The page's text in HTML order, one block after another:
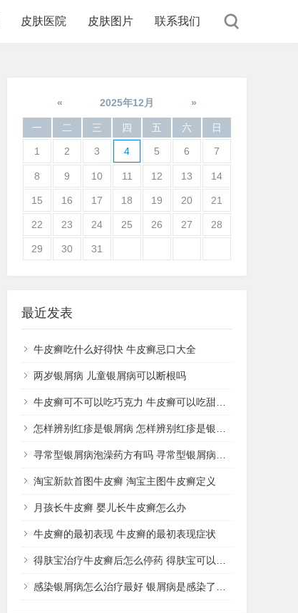
皮肤医院 皮肤图片 联系我们
« 2025年12月 »
一 二 三 四 五 六 日
1 2 3 4 5 6 7
8 9 10 11 12 13 14
15 16 17 18 19 20 21
22 23 24 25 26 27 28
29 30 31
最近发表
牛皮癣吃什么好得快 牛皮癣忌口大全
两岁银屑病 儿童银屑病可以断根吗
牛皮癣可不可以吃巧克力 牛皮癣可以吃甜品吗
怎样辨别红疹是银屑病 怎样辨别红疹是银屑病还是湿疹
寻常型银屑病泡澡药方有吗 寻常型银屑病用什么药洗
淘宝新款首图牛皮癣 淘宝主图牛皮癣定义
月孩长牛皮癣 婴儿长牛皮癣怎么办
牛皮癣的最初表现 牛皮癣的最初表现症状
得肤宝治疗牛皮癣后怎么停药 得肤宝可以治疗湿疹吗
感染银屑病怎么治疗最好 银屑病是感染了什么病菌